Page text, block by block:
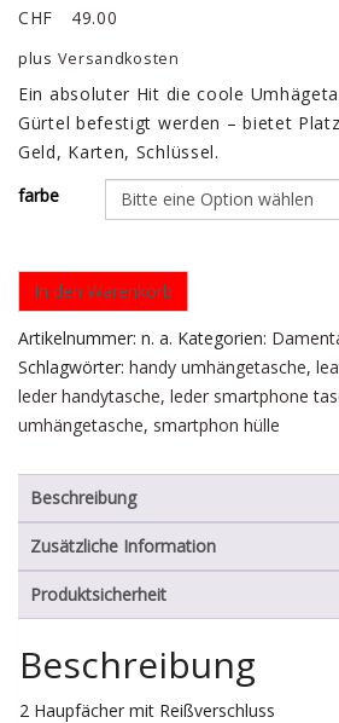
CHF 49.00
plus Versandkosten
Ein absoluter Hit die coole
Gürtel befestigt werden – bietet
Geld, Karten, Schlüssel.
farbe
In den Warenkorb
Artikelnummer: n. a. Kategorien:
Schlagwörter: handy umhängetasche,
leder handytasche, leder smartphone
umhängetasche, smartphon hülle
Beschreibung
Zusätzliche Information
Produktsicherheit
Beschreibung
2 Haupfächer mit Reißverschluss